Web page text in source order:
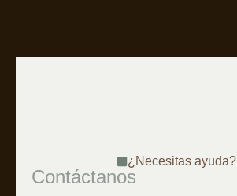
¿Necesitas ayuda?
Contáctanos